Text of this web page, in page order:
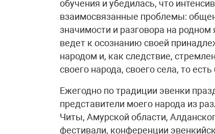
обучения и убедилась, что
взаимосвязанные проблемы:
значимости и разговора на
ведет к осознанию своей
народом и, как следствие,
своего народа, своего села, то
Ежегодно по традиции эвенки
представители моего народа из
Читы, Амурской области,
фестивали, конференции